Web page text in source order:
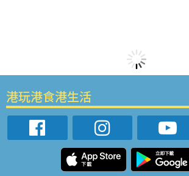
港玩港食港生活